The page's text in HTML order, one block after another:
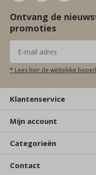
Ontvang de
promoties
* Lees hier de wettelijke
Klantenservice
Mijn account
Categorieën
Contact